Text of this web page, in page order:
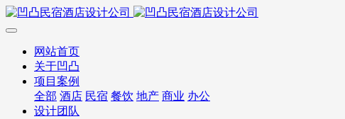
网站首页
关于凹凸
项目案例
全部 酒店 民宿 餐饮 地产 商业 办公
设计团队